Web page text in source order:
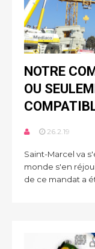
NOTRE
OU
26.2.19
Saint-Marcel va
monde s'en
de ce mandat a